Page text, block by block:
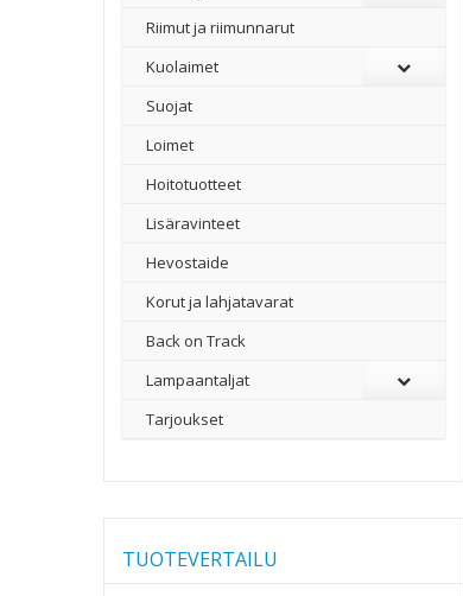
Riimut ja riimunnarut
Kuolaimet
Suojat
Loimet
Hoitotuotteet
Lisäravinteet
Hevostaide
Korut ja lahjatavarat
Back on Track
Lampaantaljat
Tarjoukset
TUOTEVERTAILU